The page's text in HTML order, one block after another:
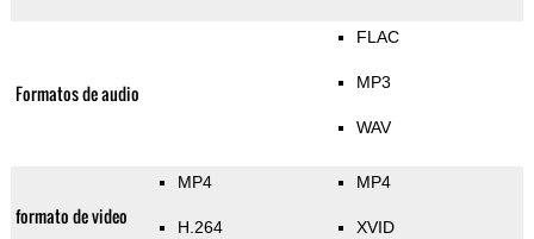
Formatos de audio
FLAC
MP3
WAV
formato de video
MP4
H.264
MP4
XVID